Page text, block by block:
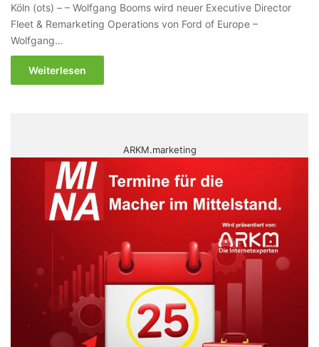
Köln (ots) – – Wolfgang Booms wird neuer Executive Director
Fleet & Remarketing Operations von Ford of Europe –
Wolfgang…
Weiterlesen
ARKM.marketing